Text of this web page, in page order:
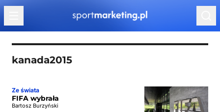
Przejdź do treści
kanada2015
Ze świata
FIFA wybrała
Bartosz Burzyński